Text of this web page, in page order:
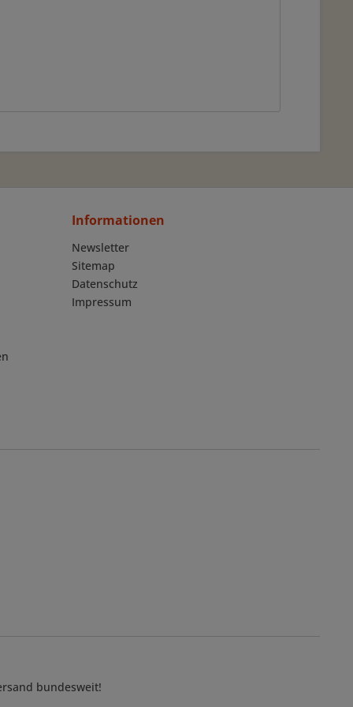
Informationen
Newsletter
Sitemap
Datenschutz
Impressum
bundesweit!